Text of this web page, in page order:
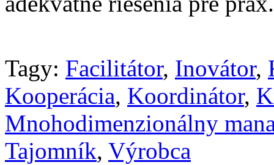
Tagy: Facilitátor, Inovátor,
Kooperácia, Koordinátor,
Mnohodimenzionálny
Tajomník, Výrobca